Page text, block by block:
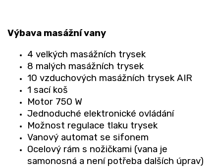
Výbava masážní vany
4 velkých masážních trysek
8 malých masážních trysek
10 vzduchových masážních trysek AIR
1 sací koš
Motor 750 W
Jednoduché elektronické ovládání
Možnost regulace tlaku trysek
Vanový automat se sifonem
Ocelový rám s nožičkami (vana je
samonosná a není potřeba dalších úprav)